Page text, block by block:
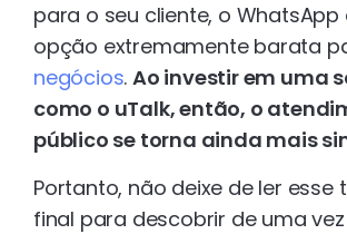
para o seu cliente, o WhatsApp
opção extremamente barata
negócios.Ao investir em uma
como o uTalk, então, o
público se torna ainda mais
Portanto, não deixe de ler esse
final para descobrir de uma